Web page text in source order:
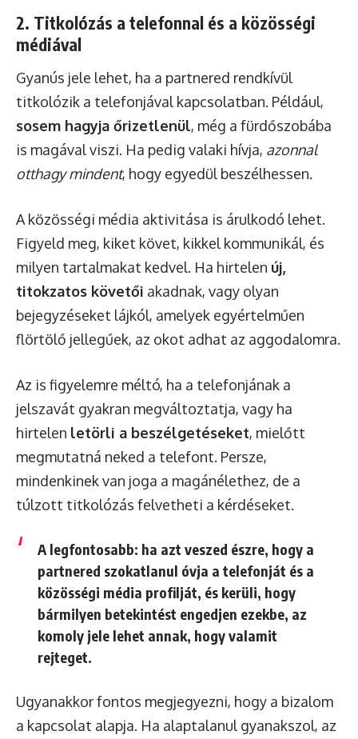
2. Titkolózás a telefonnal és a közösségi
médiával
Gyanús jele lehet, ha a partnered rendkívül
titkolózik a telefonjával kapcsolatban. Például,
sosem hagyja őrizetlenül, még a fürdőszobába
is magával viszi. Ha pedig valaki hívja, azonnal
otthagy mindent, hogy egyedül beszélhessen.
A közösségi média aktivitása is árulkodó lehet.
Figyeld meg, kiket követ, kikkel kommunikál, és
milyen tartalmakat kedvel. Ha hirtelen új,
titokzatos követői akadnak, vagy olyan
bejegyzéseket lájkól, amelyek egyértelműen
flörtölő jellegűek, az okot adhat az aggodalomra.
Az is figyelemre méltó, ha a telefonjának a
jelszavát gyakran megváltoztatja, vagy ha
hirtelen letörli a beszélgetéseket, mielőtt
megmutatná neked a telefont. Persze,
mindenkinek van joga a magánélethez, de a
túlzott titkolózás felvetheti a kérdéseket.
A legfontosabb: ha azt veszed észre, hogy a
partnered szokatlanul óvja a telefonját és a
közösségi média profilját, és kerüli, hogy
bármilyen betekintést engedjen ezekbe, az
komoly jele lehet annak, hogy valamit
rejteget.
Ugyanakkor fontos megjegyezni, hogy a bizalom
a kapcsolat alapja. Ha alaptalanul gyanakszol, az